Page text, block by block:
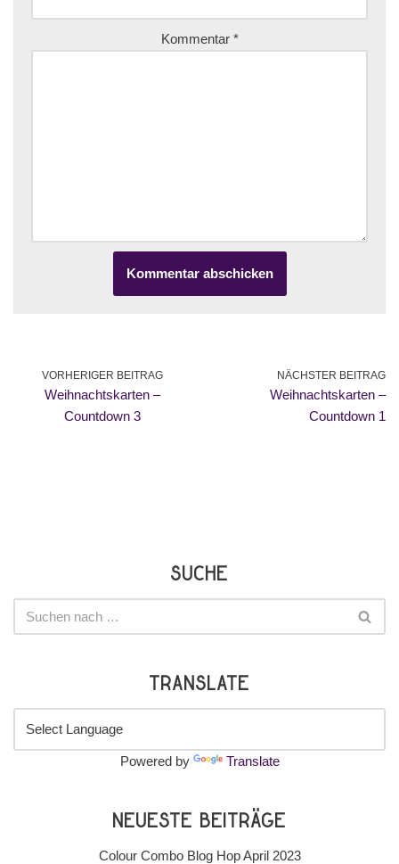
Kommentar *
VORHERIGER BEITRAG
Weihnachtskarten –
Countdown 3
NÄCHSTER BEITRAG
Weihnachtskarten –
Countdown 1
Suche
Translate
Powered by Translate
Neueste Beiträge
Colour Combo Blog Hop April 2023